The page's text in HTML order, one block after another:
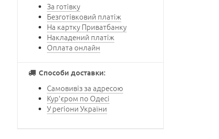
За готівку
Безготівковий платіж
На картку Приватбанку
Накладений платіж
Оплата онлайн
Способи доставки:
Самовивіз за адресою
Кур'єром по Одесі
У регіони України